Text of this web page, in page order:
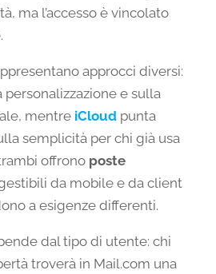
ma l’accesso è vincolato
approcci diversi:
e sulla
mentre iCloud punta
semplicità per chi già usa
offrono poste
da mobile e da client
a esigenze differenti.
dal tipo di utente: chi
troverà in Mail.com una